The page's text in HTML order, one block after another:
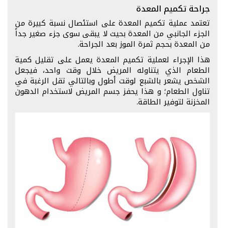
جراحة تكميم المعدة
تعتمد عملية تكميم المعدة على استئصال نسبة كبيرة من
الجزء الجانبي من المعدة بحيث لا يبقى سوى جزء صغير جداً
من المعدة بحجم ثمرة الموز بعد الجراحة.
هذا الإجراء لعملية تكميم المعدة يعمل على تقليل كمية
الطعام الذي يتناوله المريض خلال وقت واحد، فيجعل
الشخص يشعر بالشبع لوقت أطول وبالتالي تقل الرغبة في
تناول الطعام؛ و هذا يحفز جسم المريض لاستخدام الدهون
المخزنة لتوفير الطاقة.